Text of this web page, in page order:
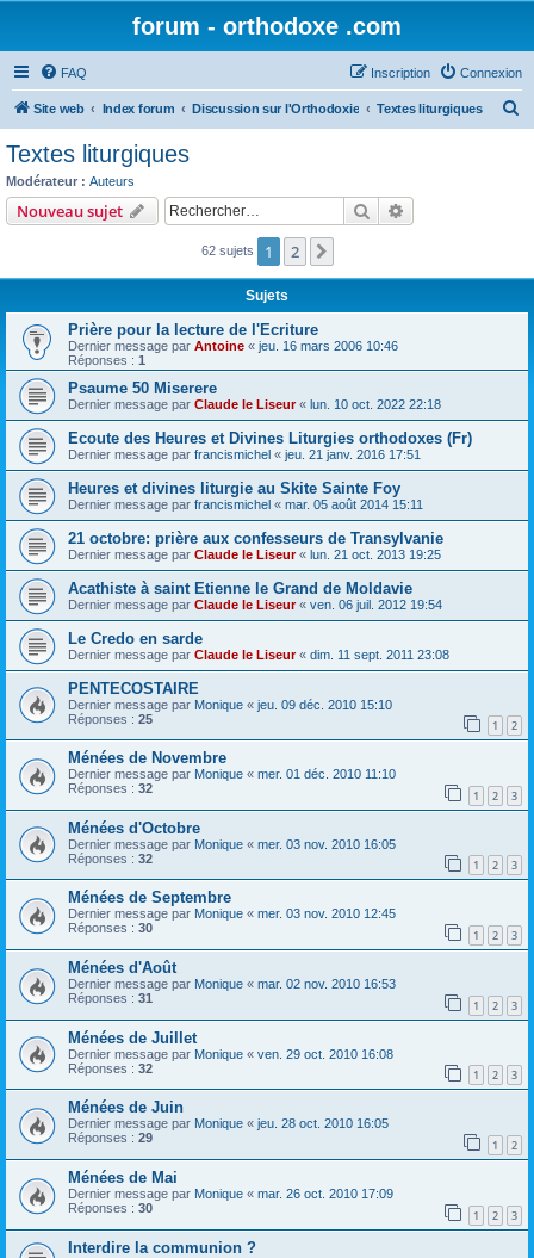
forum - orthodoxe .com
FAQ Connexion
Inscription
Site web Index forum Discussion sur l'Orthodoxie Textes liturgiques
c
Textes liturgiques
Modérateur : Auteurs
Nouveau sujet Rechercher
62 sujets 1 2
Sujets
Prière pour la lecture de l'Ecriture
Dernier message par Antoine « jeu. 16 mars 2006 10:46
Réponses : 1
Psaume 50 Miserere
Dernier message par Claude le Liseur« lun. 10 oct. 2022 22:18
Ecoute des Heures et Divines Liturgies orthodoxes (Fr)
Dernier message par francismichel « jeu. 21 janv. 2016 17:51
Heures et divines liturgie au Skite Sainte Foy
Dernier message par francismichel « mar. 05 août 2014 15:11
21 octobre: prière aux confesseurs de Transylvanie
Dernier message par Claude le Liseur« lun. 21 oct. 2013 19:25
Acathiste à saint Etienne le Grand de Moldavie
Dernier message par Claude le Liseur« ven. 06 juil. 2012 19:54
Le Credo en sarde
Dernier message par Claude le Liseur« dim. 11 sept. 2011 23:08
PENTECOSTAIRE
Dernier message par Monique « jeu. 09 déc. 2010 15:10
Réponses : 25 1 2
Ménées de Novembre
Dernier message par Monique « mer. 01 déc. 2010 11:10
Réponses : 32 1 2 3
Ménées d'Octobre
Dernier message par Monique « mer. 03 nov. 2010 16:05
Réponses : 32 1 2 3
Ménées de Septembre
Dernier message par Monique « mer. 03 nov. 2010 12:45
Réponses : 30 1 2 3
Ménées d'Août
Dernier message par Monique « mar. 02 nov. 2010 16:53
Réponses : 31 1 2 3
Ménées de Juillet
Dernier message par Monique « ven. 29 oct. 2010 16:08
Réponses : 32 1 2 3
Ménées de Juin
Dernier message par Monique « jeu. 28 oct. 2010 16:05
Réponses : 29 1 2
Ménées de Mai
Dernier message par Monique « mar. 26 oct. 2010 17:09
Réponses : 30 1 2 3
Interdire la communion ?